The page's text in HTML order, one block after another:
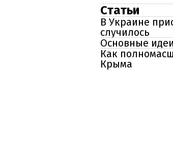
Статьи
В Украине
случилось
Основные
Как
Крыма